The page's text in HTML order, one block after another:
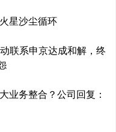
星沙尘循环
联系申京达成和解，终
业务整合？公司回复：